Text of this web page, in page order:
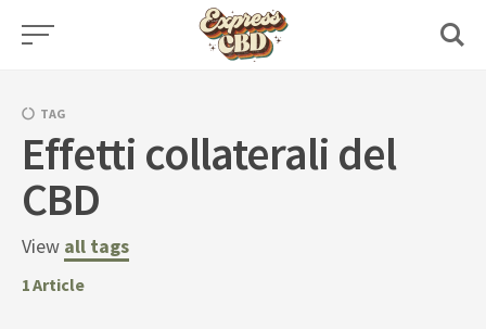
Skip
TAG
Effetti collaterali del
CBD
View all tags
1Article